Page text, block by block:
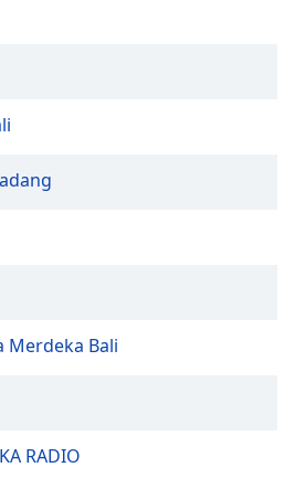
Merdeka Bali
RADIO